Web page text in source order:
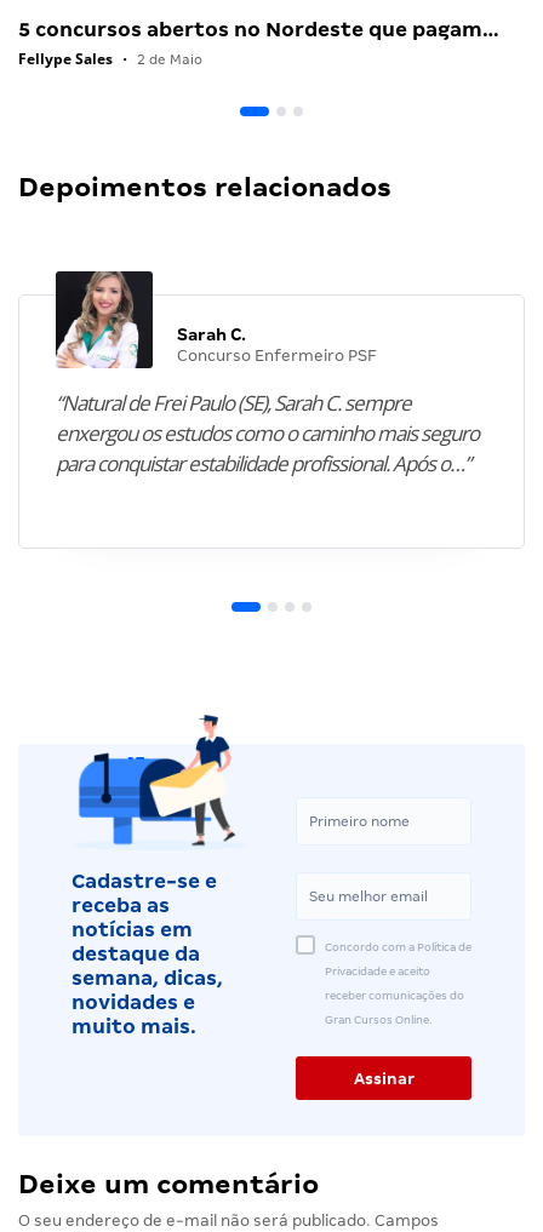
5 concursos abertos no Nordeste que pagam…
Fellype Sales • 2 de Maio
Depoimentos relacionados
Sarah C.
Concurso Enfermeiro PSF
“Natural de Frei Paulo (SE), Sarah C. sempre
enxergou os estudos como o caminho mais seguro
para conquistar estabilidade profissional. Após o…”
Cadastre-se e
receba as
notícias em
destaque da
semana, dicas,
novidades e
muito mais.
Concordo com a Política de
Privacidade e aceito
receber comunicações do
Gran Cursos Online.
Deixe um comentário
O seu endereço de e-mail não será publicado. Campos